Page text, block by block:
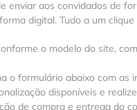
enviar aos convidados de
digital. Tudo a um
o modelo do site,
o formulário abaixo com as
disponíveis e
de compra e entrega do